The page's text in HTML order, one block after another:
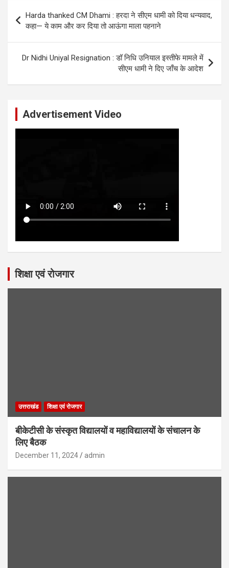
navigation
Harda thanked CM Dhami : हरदा ने सीएम धामी को दिया धन्यवाद,
कहा— ये काम और कर दिया तो आऊंगा माला पहनाने
Dr Nidhi Uniyal Resignation : डॉ निधि उनियाल इस्तीफे मामले में
सीएम धामी ने दिए जाँच के आदेश
Advertisement Video
शिक्षा एवं रोजगार
उत्तराखंड शिक्षा एवं रोजगार
बीकेटीसी के संस्कृत विद्यालयों व महाविद्यालयों के संचालन के
लिए बैठक
December 11, 2024 admin